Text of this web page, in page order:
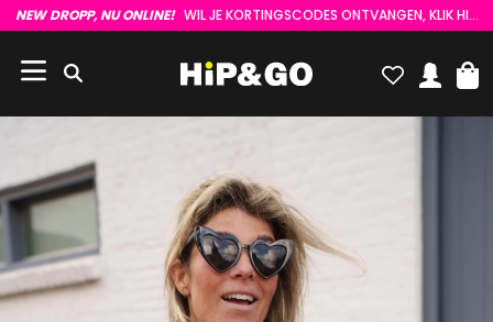
NEW DROPP, NU ONLINE! WIL JE KORTINGSCODES ONTVANGEN, KLIK HIER :)